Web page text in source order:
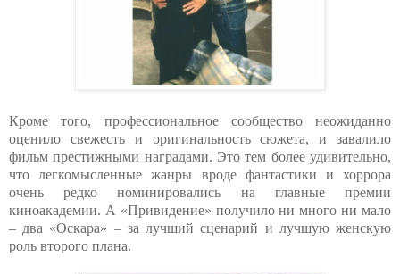
Кроме того, профессиональное сообщество неожиданно
оценило свежесть и оригинальность сюжета, и завалило
фильм престижными наградами. Это тем более удивительно,
что легкомысленные жанры вроде фантастики и хоррора
очень редко номинировались на главные премии
киноакадемии. А «Привидение» получило ни много ни мало
– два «Оскара» – за лучший сценарий и лучшую женскую
роль второго плана.